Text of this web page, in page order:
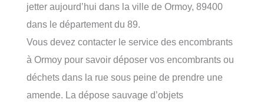
jetter aujourd’hui dans la ville de Ormoy, 89400
dans le département du 89.
Vous devez contacter le service des encombrants
à Ormoy pour savoir déposer vos encombrants ou
déchets dans la rue sous peine de prendre une
amende. La dépose sauvage d’objets